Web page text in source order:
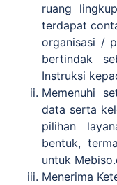
ruang
terdapat
organisasi /
bertindak
Instruksi
Memenuhi
data serta
pilihan
bentuk,
untuk
Menerima